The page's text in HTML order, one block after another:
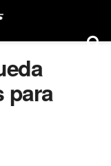
para